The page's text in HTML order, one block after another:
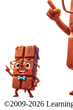
©2009-2026